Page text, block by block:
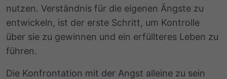
nutzen. Verständnis für die eigenen Ängste zu
entwickeln, ist der erste Schritt, um Kontrolle
über sie zu gewinnen und ein erfüllteres Leben zu
führen.
Die Konfrontation mit der Angst alleine zu sein